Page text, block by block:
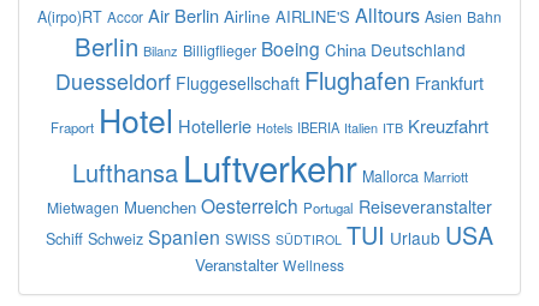
A(irpo)RT Accor Air Berlin Airline AIRLINE'S Alltours Asien Bahn
Berlin Bilanz Billigflieger Boeing China Deutschland
Duesseldorf Fluggesellschaft Flughafen Frankfurt
Fraport Hotel Hotellerie Hotels IBERIA Italien ITB Kreuzfahrt
Lufthansa Luftverkehr Mallorca Marriott
Mietwagen Muenchen Oesterreich Portugal Reiseveranstalter
Schiff Schweiz Spanien SWISS SÜDTIROL TUI Urlaub USA
Veranstalter Wellness